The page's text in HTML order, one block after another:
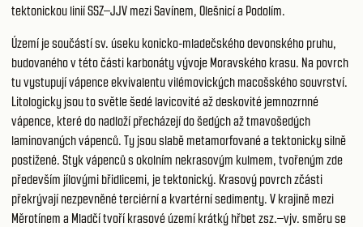
tektonickou linií SSZ–JJV mezi Savínem, Olešnicí a Podolím.
Území je součástí sv. úseku konicko-mladečského devonského pruhu,
budovaného v této části karbonáty vývoje Moravského krasu. Na povrch
tu vystupují vápence ekvivalentu vilémovických macošského souvrství.
Litologicky jsou to světle šedé lavicovité až deskovité jemnozrnné
vápence, které do nadloží přecházejí do šedých až tmavošedých
laminovaných vápenců. Ty jsou slabě metamorfované a tektonicky silně
postižené. Styk vápenců s okolním nekrasovým kulmem, tvořeným zde
především jílovými břidlicemi, je tektonický. Krasový povrch zčásti
překrývají nezpevněné terciérní a kvartérní sedimenty. V krajině mezi
Měrotínem a Mladčí tvoří krasové území krátký hřbet zsz.–vjv. směru se